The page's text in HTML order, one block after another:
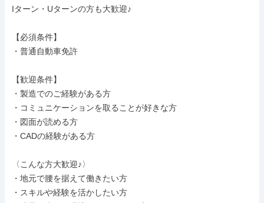
Iターン・Uターンの方も大歓迎♪
【必須条件】
・普通自動車免許
【歓迎条件】
・製造でのご経験がある方
・コミュニケーションを取ることが好きな方
・図面が読める方
・CADの経験がある方
〈こんな方大歓迎♪〉
・地元で腰を据えて働きたい方
・スキルや経験を活かしたい方